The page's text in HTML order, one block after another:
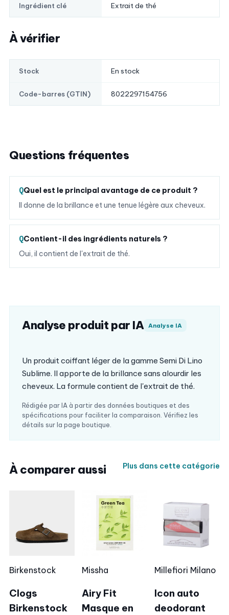
Ingrédient clé Extrait de thé
À vérifier
Stock En stock
Code-barres (GTIN) 8022297154756
Questions fréquentes
Quel est le principal avantage de ce produit ?
Il donne de la brillance et une tenue légère aux cheveux.
Contient-il des ingrédients naturels ?
Oui, il contient de l'extrait de thé.
Analyse produit par IA Analyse IA
Un produit coiffant léger de la gamme Semi Di Lino
Sublime. Il apporte de la brillance sans alourdir les
cheveux. La formule contient de l'extrait de thé.
Rédigée par IA à partir des données boutiques et des
spécifications pour faciliter la comparaison. Vérifiez les
détails sur la page boutique.
À comparer aussi Plus dans cette catégorie
Birkenstock
Clogs
Birkenstock
Missha
Airy Fit
Masque en
Millefiori Milano
Icon auto
deodorant